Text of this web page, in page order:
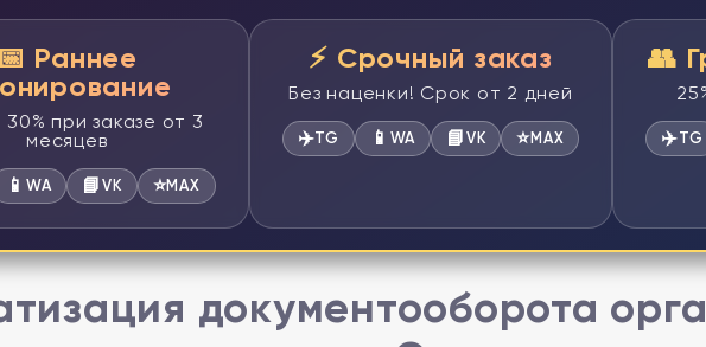
📅 Раннее
при заказе от 3
месяцев
📱 WA 📘VK ⭐MAX
⚡ Срочный заказ
Без наценки! Срок от 2 дней
✈️TG 📱 WA 📘 VK ⭐MAX
👥
✈️TG
документооборота